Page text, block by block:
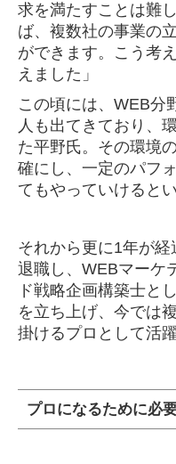
求を満たすことは難
ば、複数社の事業の
ができます。こう考
えました」
この頃には、WEB分
人も出てきており、
た平野氏。その環境
確にし、一定のパフ
てもやっていけると
それから更に1年が
退職し、WEBマーケ
ド戦略企画構築士と
を立ち上げ、今では
掛けるプロとして活
プロになるために必